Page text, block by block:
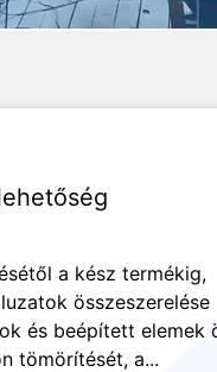
a kész termékig,
összeszerelése
és beépített elemek
tömörítését, a...